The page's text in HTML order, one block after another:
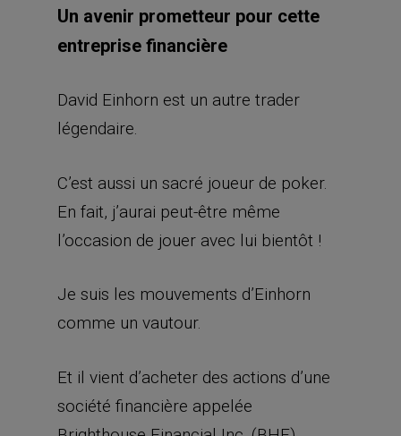
Un avenir prometteur pour cette
entreprise financière
David Einhorn est un autre trader
légendaire.
C’est aussi un sacré joueur de poker.
En fait, j’aurai peut-être même
l’occasion de jouer avec lui bientôt !
Je suis les mouvements d’Einhorn
comme un vautour.
Et il vient d’acheter des actions d’une
société financière appelée